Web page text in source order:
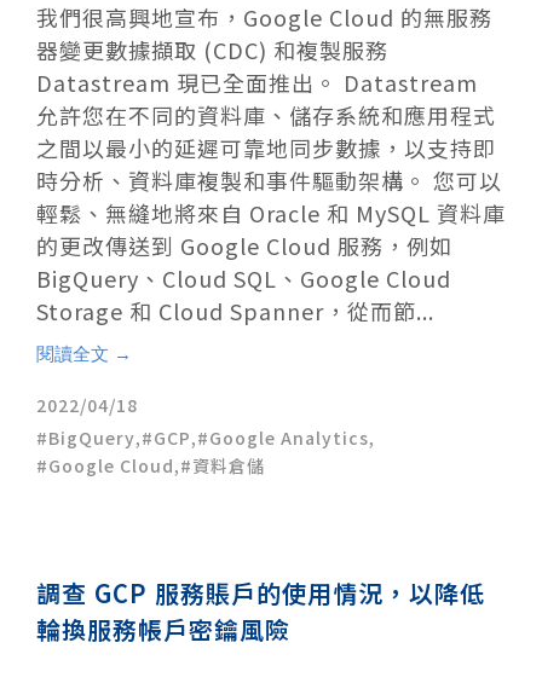
我們很高興地宣布，Google Cloud 的無服務
器變更數據擷取 (CDC) 和複製服務
Datastream 現已全面推出。 Datastream
允許您在不同的資料庫、儲存系統和應用程式
之間以最小的延遲可靠地同步數據，以支持即
時分析、資料庫複製和事件驅動架構。 您可以
輕鬆、無縫地將來自 Oracle 和 MySQL 資料庫
的更改傳送到 Google Cloud 服務，例如
BigQuery、Cloud SQL、Google Cloud
Storage 和 Cloud Spanner，從而節...
閱讀全文 →
2022/04/18
BigQuery, GCP, Google Analytics,
Google Cloud, 資料倉儲
調查 GCP 服務賬戶的使用情況，以降低
輪換服務帳戶密鑰風險